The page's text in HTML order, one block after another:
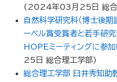
( 2024年03月25日 総
自然科学研究科（博士後
ーベル賞受賞者と若手研
HOPEミーティングに参加
25日 総合理工学部)
総合理工学部 臼井秀知助